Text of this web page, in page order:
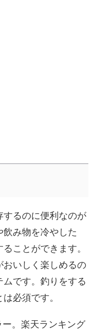
するのに便利なのが
み物を冷やした
ことができます。
おいしく楽しめるの
です。釣りをする
必須です。
。楽天ランキング